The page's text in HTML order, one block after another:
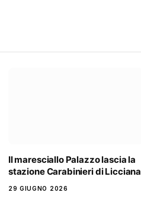
Il maresciallo Palazzo lascia la
stazione Carabinieri di Licciana
29 GIUGNO 2026